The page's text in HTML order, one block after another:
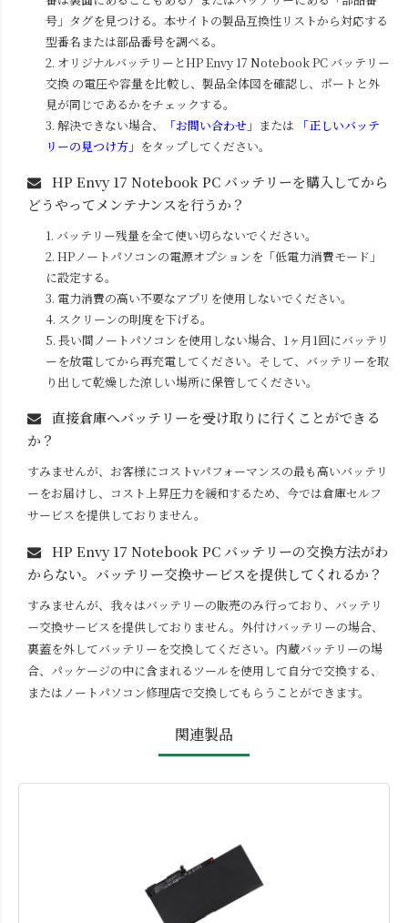
号」タグを見つける。本サイトの製品互換性リストから対応する
型番名または部品番号を調べる。
2. オリジナルバッテリーとHP Envy 17 Notebook PC バッテリー
交換 の電圧や容量を比較し、製品全体図を確認し、ポートと外
見が同じであるかをチェックする。
3. 解決できない場合、
「お問い合わせ」 または
「正しいバッテ
リーの見つけ方」 をタップしてください。
HP Envy 17 Notebook PCバッテリーを購入してから
どうやってメンテナンスを行うか？
1. バッテリー残量を全て使い切らないでください。
2. HPノートパソコンの電源オプションを「低電力消費モード」
に設定する。
3. 電力消費の高い不要なアプリを使用しないでください。
4. スクリーンの明度を下げる。
5. 長い間ノートパソコンを使用しない場合、1ヶ月1回にバッテリ
ーを放電してから再充電してください。そして、バッテリーを取
り出して乾燥した涼しい場所に保管してください。
直接倉庫へバッテリーを受け取りに行くことができる
か？
すみませんが、お客様にコストvパフォーマンスの最も高いバッテリ
ーをお届けし、コスト上昇圧力を緩和するため、今では倉庫セルフ
サービスを提供しておりません。
HP Envy 17 Notebook PCバッテリーの交換方法がわ
からない。バッテリー交換サービスを提供してくれるか？
すみませんが、我々はバッテリーの販売のみ行っており、バッテリ
ー交換サービスを提供しておりません。外付けバッテリーの場合、
裏蓋を外してバッテリーを交換してください。内蔵バッテリーの場
合、パッケージの中に含まれるツールを使用して自分で交換する、
またはノートパソコン修理店で交換してもらうことができます。
関連製品